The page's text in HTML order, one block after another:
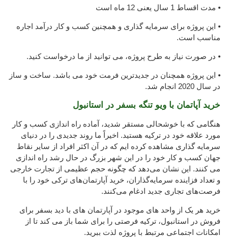
⦁ مدت اقساط 1 سال یعنی 12 ماه است
⦁ این پروژه برای سرمایه گذاری و همچنین کسب و کار درآمد اجاره
مناسب است.
⦁ در صورت نیاز به طرح پروژه، می توانید از ما درخواست کنید.
⦁ این پروژه همچنان در جدیدترین فرمت خود می باشد. ساخت و ساز
در سال 2020 انجام شد.
خرید آپاتمان با ویو تنگه بسفر در استانبول
هنگامی که با خوشحالی مستقر شدید، آماده راه اندازی کسب و کار
مورد علاقه خود در ترکیه هستید. اخیراً ما روند جدیدی را در دنیای
سرمایه گذاری مشاهده کرده ایم که در آن اکثر افراد از سایر نقاط
جهان کسب و کار خود را در این شهر بزرگ در حال رشد راه اندازی
می کنند. این نشان می‌دهد که چگونه حجم عظیمی از تجارت خارجی
و تعداد فزاینده سرمایه‌گذاران، خرید آپارتمان‌های ترکی خود را با
فرصت‌های تجاری جدید ادغام می‌کنند.
خرید هر یک از واحد های موجود در آپارتمان های با دید بسفر برای
فروش در استانبول، ترکیه فرصتی را برای شما باز می کند تا از
امکانات اجتماعی مرتبط با پروژه لذت ببرید.